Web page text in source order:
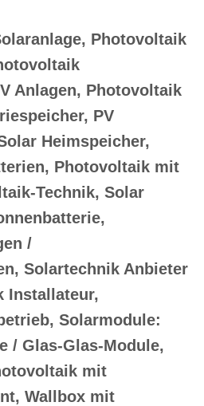
Photovoltaik
Anlagen, Photovoltaik
PV
Heimspeicher,
Photovoltaik mit
Technik, Solar
/
Solartechnik Anbieter
Installateur,
Solarmodule:
/ Glas-Glas-Module,
mit
Wallbox mit